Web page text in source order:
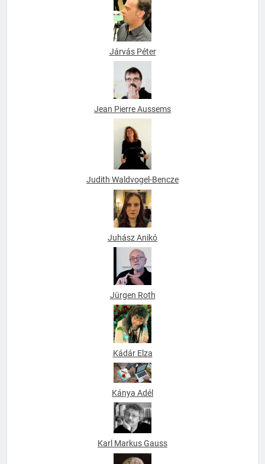
Járvás Péter
Jean Pierre Aussems
Judith Waldvogel-Bencze
Juhász Anikó
Jürgen Roth
Kádár Elza
Kánya Adél
Karl Markus Gauss